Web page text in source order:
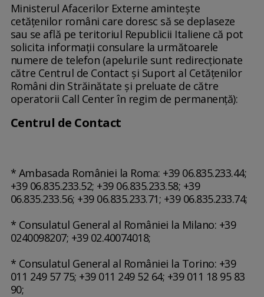
Ministerul Afacerilor Externe aminteşte
cetăţenilor români care doresc să se deplaseze
sau se află pe teritoriul Republicii Italiene că pot
solicita informaţii consulare la următoarele
numere de telefon (apelurile sunt redirecţionate
către Centrul de Contact şi Suport al Cetăţenilor
Români din Străinătate şi preluate de către
operatorii Call Center în regim de permanenţă):
Centrul de Contact
* Ambasada României la Roma: +39 06.835.233.44;
+39 06.835.233.52; +39 06.835.233.58; +39
06.835.233.56; +39 06.835.233.71; +39 06.835.233.74;
* Consulatul General al României la Milano: +39
0240098207; +39 02.40074018;
* Consulatul General al României la Torino: +39
011 249 57 75; +39 011 249 52 64; +39 011 18 95 83
90;